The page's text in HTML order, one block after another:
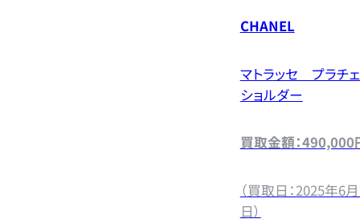
CHANEL
マトラッセ プラチ
ショルダー
買取金額：490,000
（買取日：2025年6
日）